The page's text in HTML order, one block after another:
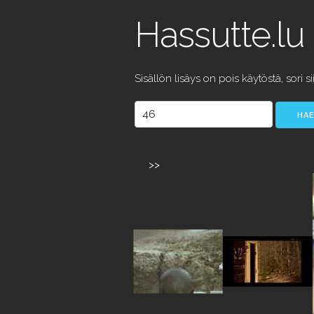
Hassutte.lu
Sisällön lisäys on pois käytöstä, sori
>>